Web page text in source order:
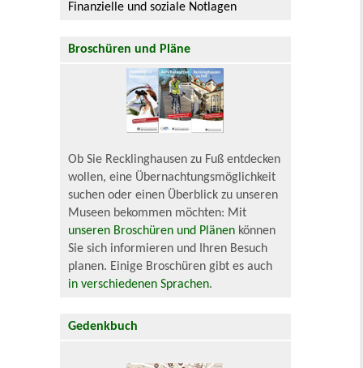
Finanzielle und soziale Notlagen
Broschüren und Pläne
Ob Sie Recklinghausen zu Fuß entdecken
wollen, eine Übernachtungsmöglichkeit
suchen oder einen Überblick zu unseren
Museen bekommen möchten: Mit
unseren Broschüren und Plänen können
Sie sich informieren und Ihren Besuch
planen. Einige Broschüren gibt es auch
in verschiedenen Sprachen.
Gedenkbuch